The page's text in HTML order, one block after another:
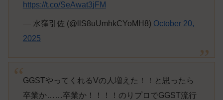
https://t.co/SeAwat3jFM
— 水窪引佐 (@llS8uUmhkCYoMH8) October 20,
2025
GGSTやってくれるVの人増えた！！と思ったら
卒業か……卒業か！！！！のりプロでGGST流行